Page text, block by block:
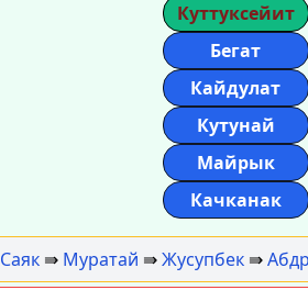
Куттуксейит
Бегат
Кайдулат
Кутунай
Майрык
Качканак
Саяк ⇛ Муратай ⇛Жусупбек ⇛